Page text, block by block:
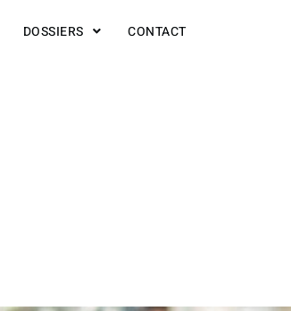
DOSSIERS CONTACT